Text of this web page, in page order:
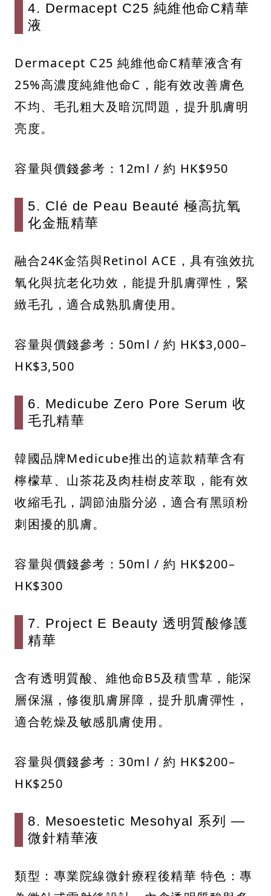
4. Dermacept C25 純維他命C精華
液
Dermacept C25 純維他命C精華液含有
25%高濃度純維他命C，能有效改善膚色
不均、毛孔粗大及暗沉問題，提升肌膚明
亮度。​
容量與價錢參考：​12ml / 約 HK$950
5. Clé de Peau Beauté 極高抗氧
化金瓶精華
融合24K金箔與Retinol ACE，具有強效抗
氧化與抗老化功效，能提升肌膚彈性，緊
緻毛孔，適合成熟肌膚使用。
容量與價錢參考：​50ml / 約 HK$3,000–
HK$3,500​
6. Medicube Zero Pore Serum 收
毛孔精華
韓國品牌Medicube推出的這款精華含有
檸檬草、山茶花及肉桂樹皮萃取，能有效
收縮毛孔，調節油脂分泌，適合有黑頭粉
刺困擾的肌膚。​
容量與價錢參考：​50ml / 約 HK$200–
HK$300​
7. Project E Beauty 透明質酸修護
精華
含有透明質酸、維他命B5及積雪草，能深
層保濕，修復肌膚屏障，提升肌膚彈性，
適合乾燥及敏感肌膚使用。​
容量與價錢參考：​30ml / 約 HK$200–
HK$250​
8. Mesoestetic Mesohyal 系列 —
微針精華液
類型：專業院線微針療程後精華 特色：專